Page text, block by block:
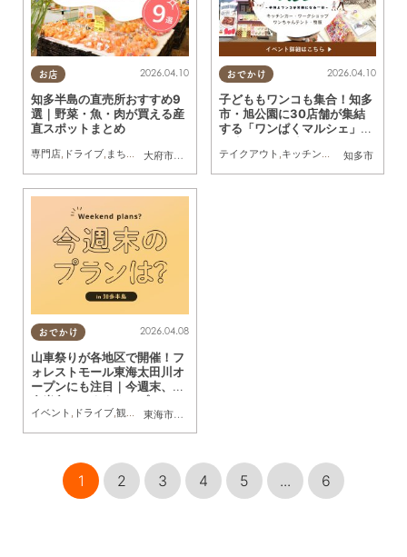
お店
大府市
,知多市 半田市 ,常滑市 ,美浜町,南知多町
2026.04.10
知多半島の直売所おすすめ9
選｜野菜・魚・肉が買える産
直スポットまとめ
専門店, ドライブ, まちネタ ,まとめ記事 夫婦,家族
おでかけ
知多市
2026.04.10
子どももワンコも集合！知多
市・旭公園に30店舗が集結
する「ワンぱくマルシェ」5/
6(水・振休)に初開催／ちた
まる広告
テイクアウト ,キッチンカー ,雑貨,イベント
おでかけ
東海市
,知多市
2026.04.08
山車祭りが各地区で開催！フ
ォレストモール東海太田川オ
ープンにも注目｜今週末、知
多半島でおすすめのプラン
【4/11(土)・12(日)】
イベント ドライブ 観光 自然,まちネタ
1 2 3 4 5 ... 6